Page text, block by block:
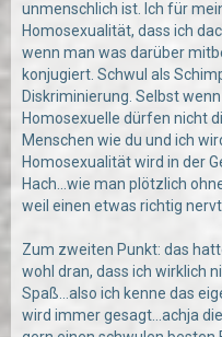
unmenschlich ist. Ich für
Homosexualität, dass ich
wenn man was darüber
konjugiert. Schwul als
Diskriminierung. Selbst
Homosexuelle dürfen nicht
Menschen wie du und ich
Homosexualität wird in der
Hach...wie man plötzlich
weil einen etwas richtig nervt.
Zum zweiten Punkt: das
wohl dran, dass ich wirklich
Spaß...also ich kenne das
wird immer gesagt...achja